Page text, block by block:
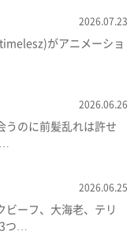
2026.07.23
がアニメーショ
2026.06.26
うのに前髪乱れは許せ
2026.06.25
ビーフ、大海老、テリ
つ…